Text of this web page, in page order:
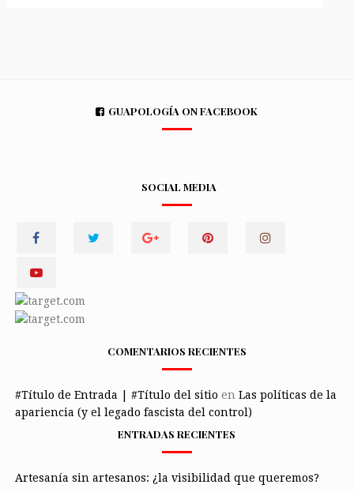
GUAPOLOGÍA ON FACEBOOK
SOCIAL MEDIA
COMENTARIOS RECIENTES
#Título de Entrada | #Título del sitio en Las políticas de la
apariencia (y el legado fascista del control)
ENTRADAS RECIENTES
Artesanía sin artesanos: ¿la visibilidad que queremos?